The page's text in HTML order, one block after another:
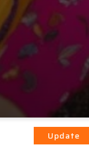
आज़ादी का भ्रम